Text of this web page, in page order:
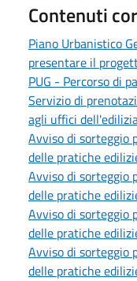
Contenuti
Piano Urbanistico
presentare il
PUG - Percorso di
Servizio di
agli uffici
Avviso di sorteggio
delle pratiche
Avviso di sorteggio
delle pratiche
Avviso di sorteggio
delle pratiche
Avviso di sorteggio
delle pratiche